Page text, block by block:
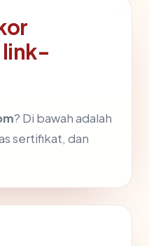
link-
? Di bawah adalah
sertifikat, dan